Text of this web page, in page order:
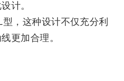
计。
，这种设计不仅充分利
更加合理。